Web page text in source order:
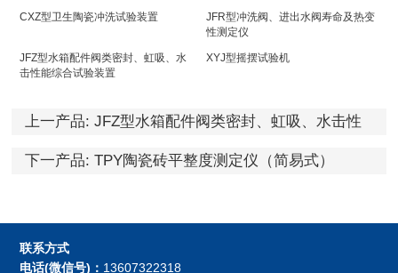
CXZ型卫生陶瓷冲洗试验装置
JFR型冲洗阀、进出水阀寿命及热变
性测定仪
JFZ型水箱配件阀类密封、虹吸、水
击性能综合试验装置
XYJ型摇摆试验机
上一产品: JFZ型水箱配件阀类密封、虹吸、水击性
下一产品: TPY陶瓷砖平整度测定仪（简易式）
联系方式
电话(微信号)： 13607322318